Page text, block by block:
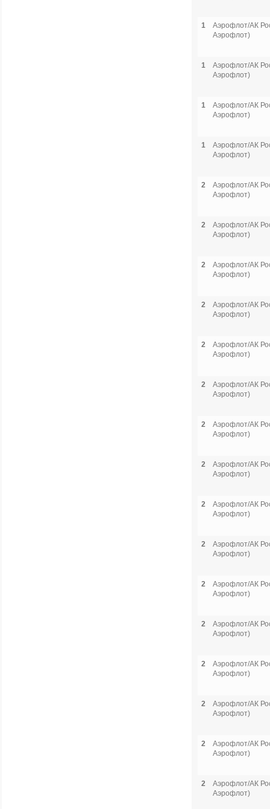
1
Аэрофлот/АК
Аэрофлот)
1
Аэрофлот/АК
Аэрофлот)
1
Аэрофлот/АК
Аэрофлот)
1
Аэрофлот/АК
Аэрофлот)
2
Аэрофлот/АК
Аэрофлот)
2
Аэрофлот/АК
Аэрофлот)
2
Аэрофлот/АК
Аэрофлот)
2
Аэрофлот/АК
Аэрофлот)
2
Аэрофлот/АК
Аэрофлот)
2
Аэрофлот/АК
Аэрофлот)
2
Аэрофлот/АК
Аэрофлот)
2
Аэрофлот/АК
Аэрофлот)
2
Аэрофлот/АК
Аэрофлот)
2
Аэрофлот/АК
Аэрофлот)
2
Аэрофлот/АК
Аэрофлот)
2
Аэрофлот/АК
Аэрофлот)
2
Аэрофлот/АК
Аэрофлот)
2
Аэрофлот/АК
Аэрофлот)
2
Аэрофлот/АК
Аэрофлот)
2
Аэрофлот/АК
Аэрофлот)